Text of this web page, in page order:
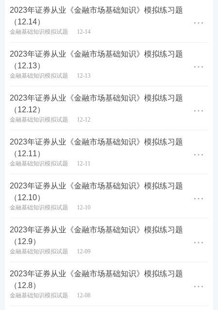
扫码加入【证券考试】微
证券备考推荐：
全国各地证券行业薪资行情，测你能拿多少>>
证券报考新手指南，3分钟带你了解整个考试！
下载233网校APP——证券从业——题库——做题，包
括章节练习、每日一练、模拟试卷、历年真题、易错
题等，可随时随地刷题。【
2023年证券从业《金融市场基础知识》模拟练习题
（12.14）
金融基础知识模拟试题 12-14
2023年证券从业《金融市场基础知识》模拟练习题
（12.13）
金融基础知识模拟试题 12-13
2023年证券从业《金融市场基础知识》模拟练习题
（12.12）
金融基础知识模拟试题 12-12
2023年证券从业《金融市场基础知识》模拟练习题
（12.11）
金融基础知识模拟试题 12-11
2023年证券从业《金融市场基础知识》模拟练习题
（12.10）
金融基础知识模拟试题 12-10
2023年证券从业《金融市场基础知识》模拟练习题
（12.9）
金融基础知识模拟试题 12-09
2023年证券从业《金融市场基础知识》模拟练习题
（12.8）
金融基础知识模拟试题 12-08